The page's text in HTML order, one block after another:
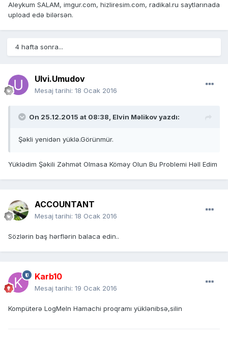
Aleykum SALAM, imgur.com, hizliresim.com, radikal.ru saytlarınada
upload edə bilərsən.
4 hafta sonra...
Ulvi.Umudov
Mesaj tarihi: 18 Ocak 2016
On 25.12.2015 at 08:38, Elvin Məlikov yazdı:
Şəkli yenidən yüklə.Görünmür.
Yüklədim Şəkili Zəhmət Olmasa Köməy Olun Bu Problemi Həll Edim
ACCOUNTANT
Mesaj tarihi: 18 Ocak 2016
Sözlərin baş hərflərin balaca edin..
Karb10
Mesaj tarihi: 19 Ocak 2016
Kompüterə LogMeIn Hamachi proqramı yüklənibsə,silin